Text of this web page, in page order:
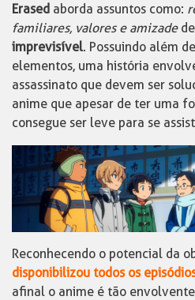
Erased aborda assuntos como:
familiares, valores e amizade
imprevisível. Possuindo além
elementos, uma história
assassinato que devem ser
anime que apesar de ter uma
consegue ser leve para se
Reconhecendo o potencial da
disponibilizou todos os
afinal o anime é tão